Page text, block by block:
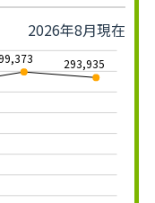
2026年8月現在
293,935